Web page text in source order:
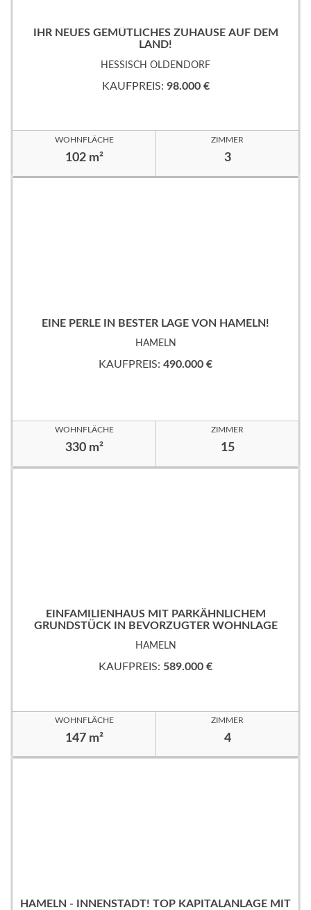
IHR NEUES GEMÜTLICHES ZUHAUSE AUF DEM
LAND!
HESSISCH OLDENDORF
KAUFPREIS: 98.000 €
WOHNFLÄCHE
102 m²
ZIMMER
3
EINE PERLE IN BESTER LAGE VON HAMELN!
HAMELN
KAUFPREIS: 490.000 €
WOHNFLÄCHE
330 m²
ZIMMER
15
EINFAMILIENHAUS MIT PARKÄHNLICHEM
GRUNDSTÜCK IN BEVORZUGTER WOHNLAGE
HAMELN
KAUFPREIS: 589.000 €
WOHNFLÄCHE
147 m²
ZIMMER
4
HAMELN - INNENSTADT! TOP KAPITALANLAGE MIT